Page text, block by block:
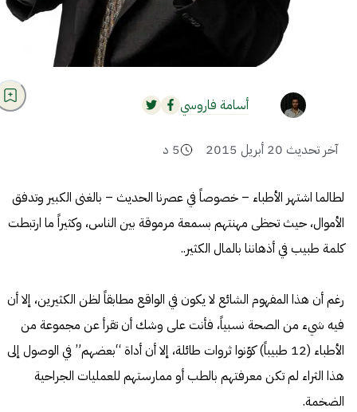
أسامة فاروسي
آخر تحديث 20 أبريل 2015 5 د
لطالما اشتهر الأطباء – خصوصاً في عصرنا الحديث – بالغنى الكبير وتدفق
الأموال، حيث تحظى مهنتهم بسمعة مرموقة بين الناس، وكثيراً ما ارتبطت
كلمة طبيب في أذهاننا بالمال الكثير..
رغم أن هذا المفهوم الشائع لا يكون في الواقع مطابقاً لظن الكثيرين، إلا أن
فيه شيء من الصحة نسبياً، فأنت على وشك أن تقرأ عن مجموعة من
الأطباء (12 طبيباً) كوّنوا ثروات طائلة
، إلا أنأداة“بعضهم” في الوصول إلى
هذا الثراء لم تكن معرفتهم بالطب أو ممارستهم للعمليات الجراحية
الضخمة.